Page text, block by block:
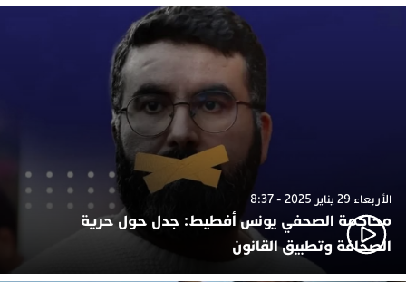
الأربعاء 29 يناير 2025 - 8:37
محاكمة الصحفي يونس أفطيط: جدل حول حرية
الصحافة وتطبيق القانون